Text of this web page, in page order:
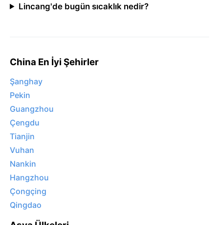
Lincang'de bugün sıcaklık nedir?
China En İyi Şehirler
Şanghay
Pekin
Guangzhou
Çengdu
Tianjin
Vuhan
Nankin
Hangzhou
Çongçing
Qingdao